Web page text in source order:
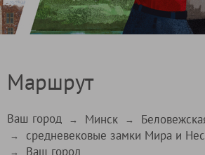
Маршрут
Ваш город → Минск →
→ средневековые замки Мира и
→ Ваш город